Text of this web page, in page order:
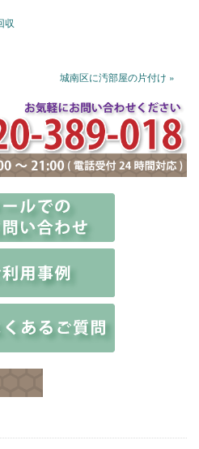
収
城南区に汚部屋の片付け »